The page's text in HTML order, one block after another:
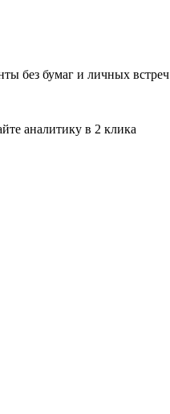
без бумаг и личных встреч
аналитику в 2 клика